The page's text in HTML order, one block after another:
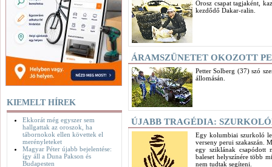
KIEMELT HÍREK
Ekkorát még egyszer sem
hallgattak az oroszok, ha
tábornokok ellen követtek el
merényleteket
Magyar Péter újabb bejelentése:
így áll a Duna Pakson és
Budapesten
Orosz csapat tagjaként,
kezdődő Dakar-ralin.
ÁRAMSZÜNETET OKOZOTT
Petter Solberg (37) szó
állomásán.
ÚJABB TRAGÉDIA:
Egy kolumbiai szurkoló
verseny perui szakaszán.
egy sziklának csapódott
baleset helyszínére több
nem tudtak segíteni.